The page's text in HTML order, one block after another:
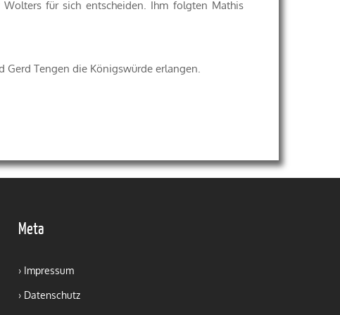
für sich entscheiden. Ihm folgten Mathis
Gerd Tengen die Königswürde erlangen.
Meta
› Impressum
› Datenschutz